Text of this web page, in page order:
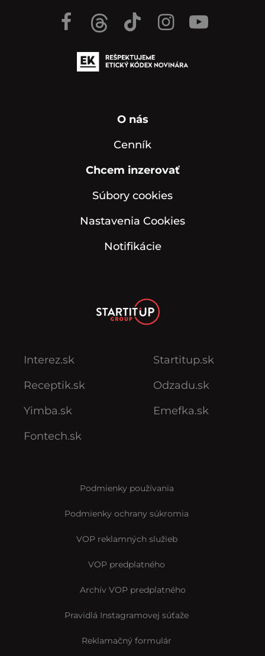
O nás
Cenník
Chcem inzerovať
Súbory cookies
Nastavenia Cookies
Notifikácie
Interez.sk
Receptik.sk
Yimba.sk
Fontech.sk
Startitup.sk
Odzadu.sk
Emefka.sk
Podmienky používania
Podmienky ochrany súkromia
VOP reklamných služieb
VOP predplatného
Archív VOP predplatného
Pravidlá Instagramovej súťaže
Reklamačný formulár